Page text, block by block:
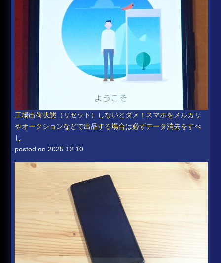
工場出荷状態（リセット）しないとダメ！スマホをメルカリ
やオークションなどで出品する場合は必ずデータ消去をすべ
し
posted on 2025.12.10